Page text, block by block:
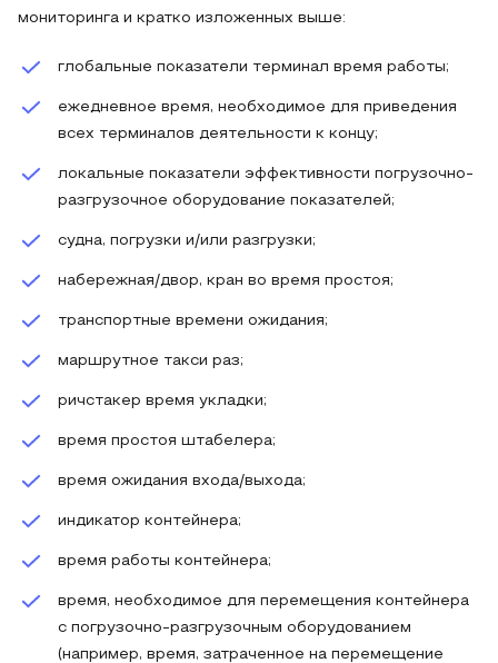
мониторинга и кратко изложенных выше:
глобальные показатели терминал время работы;
ежедневное время, необходимое для приведения
всех терминалов деятельности к концу;
локальные показатели эффективности погрузочно-
разгрузочное оборудование показателей;
судна, погрузки и/или разгрузки;
набережная/двор, кран во время простоя;
транспортные времени ожидания;
маршрутное такси раз;
ричстакер время укладки;
время простоя штабелера;
время ожидания входа/выхода;
индикатор контейнера;
время работы контейнера;
время, необходимое для перемещения контейнера
с погрузочно-разгрузочным оборудованием
(например, время, затраченное на перемещение